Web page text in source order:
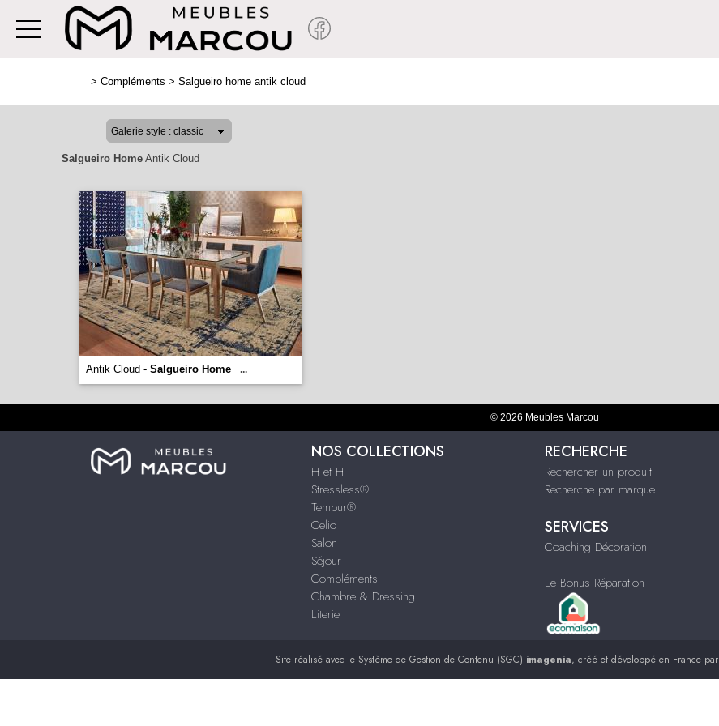
> Compléments > Salgueiro home antik cloud
Salgueiro Home Antik Cloud
Antik Cloud - Salgueiro Home ...
© 2026 Meubles Marcou
NOS COLLECTIONS
H et H
Stressless®
Tempur®
Celio
Salon
Séjour
Compléments
Chambre & Dressing
Literie
RECHERCHE
Rechercher un produit
Recherche par marque
SERVICES
Coaching Décoration
Le Bonus Réparation
Site réalisé avec le Système de Gestion de Contenu (SGC) imagenia, créé et développé en France par